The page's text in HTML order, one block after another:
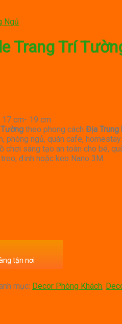
Ngủ
Trang Trí
cm- 19 cm
theo phong cách Địa Trung
phòng ngủ, quán cafe, homestay.
chơi sáng tạo an toàn cho bé,
đinh hoặc keo Nano 3M.
tận nơi
mục: Decor Phòng Khách,